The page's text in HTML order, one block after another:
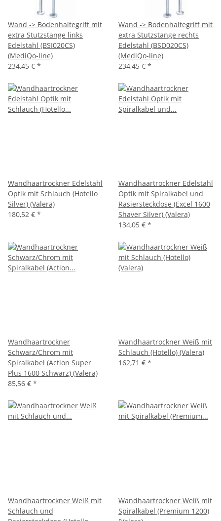
Wand -> Bodenhaltegriff mit
extra Stutzstange links
Edelstahl (BSI020CS)
(MediQo-line)
234,45 € *
Wand -> Bodenhaltegriff mit
extra Stutzstange rechts
Edelstahl (BSD020CS)
(MediQo-line)
234,45 € *
Wandhaartrockner Edelstahl
Optik mit Schlauch (Hotello
Silver) (Valera)
180,52 € *
Wandhaartrockner Edelstahl
Optik mit Spiralkabel und
Rasiersteckdose (Excel 1600
Shaver Silver) (Valera)
134,05 € *
Wandhaartrockner
Schwarz/Chrom mit
Spiralkabel (Action Super
Plus 1600 Schwarz) (Valera)
85,56 € *
Wandhaartrockner Weiß mit
Schlauch (Hotello) (Valera)
162,71 € *
Wandhaartrockner Weiß mit
Schlauch und
Wandhaartrockner Weiß mit
Spiralkabel (Premium 1200)